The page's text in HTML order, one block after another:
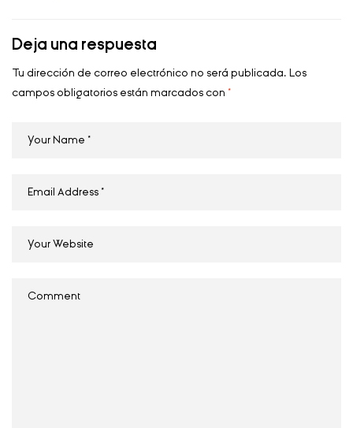
Deja una respuesta
Tu dirección de correo electrónico no será publicada.
Los
campos obligatorios están marcados con *